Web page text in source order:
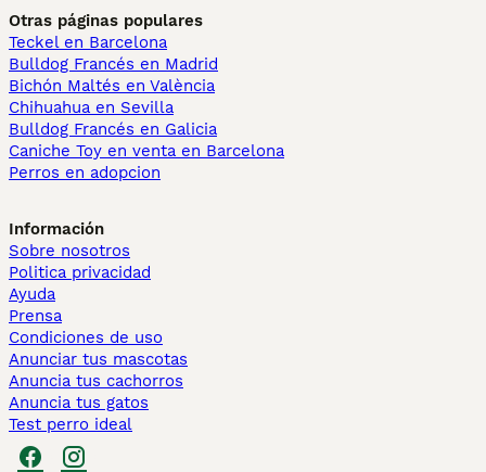
Otras páginas populares
Teckel en Barcelona
Bulldog Francés en Madrid
Bichón Maltés en València
Chihuahua en Sevilla
Bulldog Francés en Galicia
Caniche Toy en venta en Barcelona
Perros en adopcion
Información
Sobre nosotros
Politica privacidad
Ayuda
Prensa
Condiciones de uso
Anunciar tus mascotas
Anuncia tus cachorros
Anuncia tus gatos
Test perro ideal